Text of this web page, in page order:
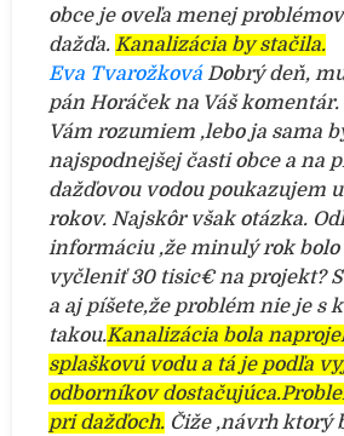
obce je oveľa menej
dažďa. Kanalizácia by stačila.
Eva Tvarožková Dobrý deň,
pán Horáček na Váš
Vám rozumiem ,lebo ja sama
najspodnejšej časti obce a na
dažďovou vodou poukazujem
rokov. Najskôr však otázka.
informáciu ,že minulý rok
vyčleniť 30 tisic€ na projekt?
a aj píšete,že problém nie je s
takou.Kanalizácia bola
splaškovú vodu a tá je podľa
odborníkov
pri dažďoch. Čiže ,návrh ktorý